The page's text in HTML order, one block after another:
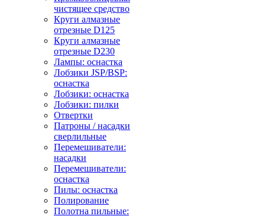
чистящее средство
Круги алмазные
отрезные D125
Круги алмазные
отрезные D230
Лампы: оснастка
Лобзики JSP/BSP:
оснастка
Лобзики: оснастка
Лобзики: пилки
Отвертки
Патроны / насадки
сверлильные
Перемешиватели:
насадки
Перемешиватели:
оснастка
Пилы: оснастка
Полирование
Полотна пильные: